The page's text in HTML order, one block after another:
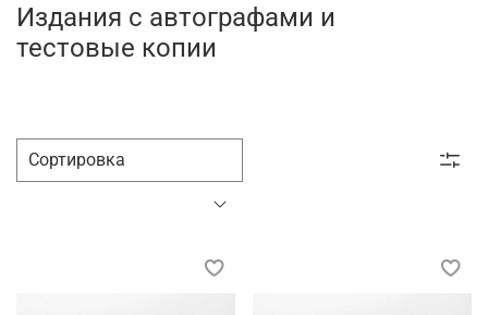
Издания с автографами и
тестовые копии